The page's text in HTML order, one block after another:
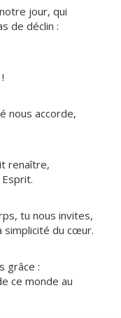
jour, qui
de déclin :
nous accorde,
renaître,
tu nous invites,
simplicité du cœur.
grâce :
ce monde au